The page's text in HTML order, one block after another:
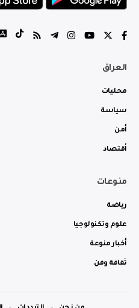
العراق
محليات
سياسة
أمن
أقتصاد
منوعات
رياضة
علوم وتكنولوجيا
أخبار منوعة
ثقافة وفن